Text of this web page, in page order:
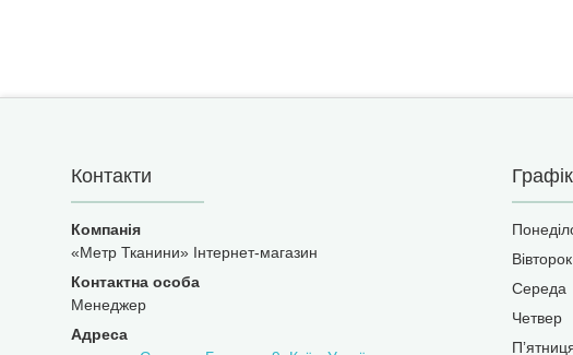
Контакти
«Метр Тканини» Інтернет-магазин
Менеджер
Вівторок
Середа
Четвер